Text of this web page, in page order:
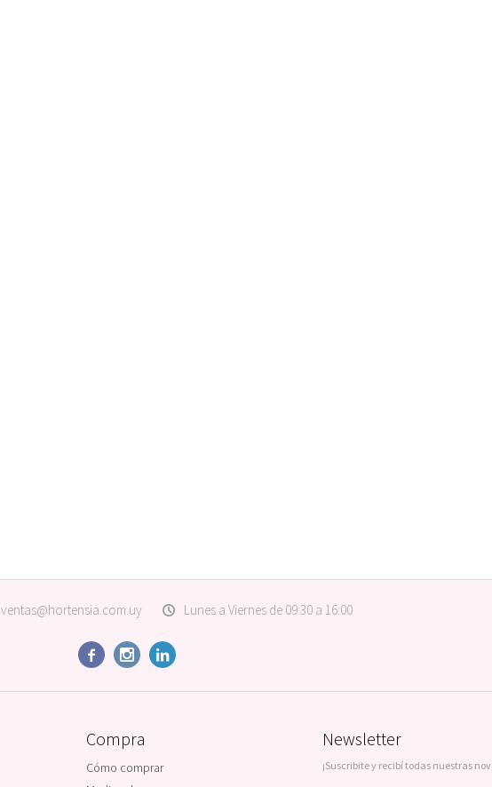
ventas@hortensia.com.uy Lunes a Viernes de 09:30 a 16:00
  
Compra
Cómo comprar
Newsletter
¡Suscribite y recibí todas nuestras